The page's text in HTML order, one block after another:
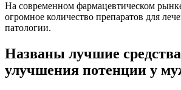
На современном фармацевтическом
огромное количество препаратов для
патологии.
Названы лучшие
улучшения потенции у